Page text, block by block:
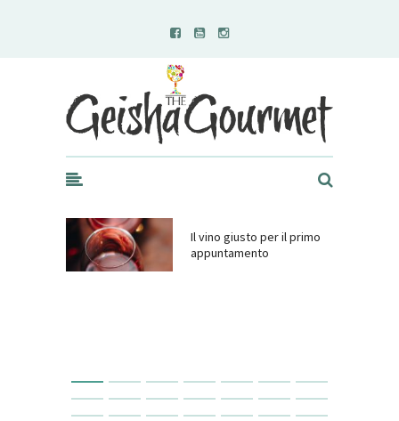
Geisha Gourmet
Il vino giusto per il primo
appuntamento